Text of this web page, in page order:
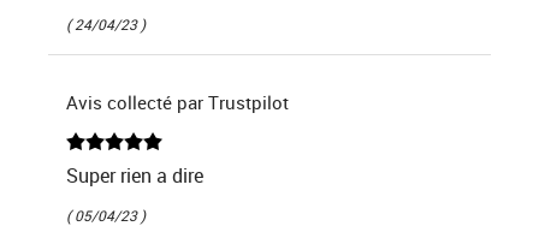
( 24/04/23 )
Avis collecté par Trustpilot
Super rien a dire
( 05/04/23 )